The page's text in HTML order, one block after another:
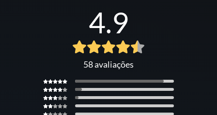
4.9
58 avaliações